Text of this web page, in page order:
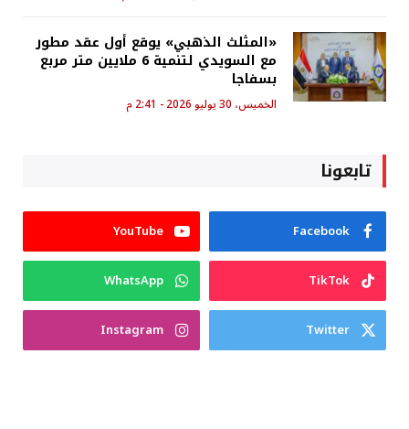
«المثلث الذهبي» يوقع أول عقد مطور
مع السويدي لتنمية 6 ملايين متر مربع
بسفاجا
الخميس، 30 يوليو 2026 - 2:41 م
تابعونا
Facebook
YouTube
TikTok
WhatsApp
Twitter
Instagram